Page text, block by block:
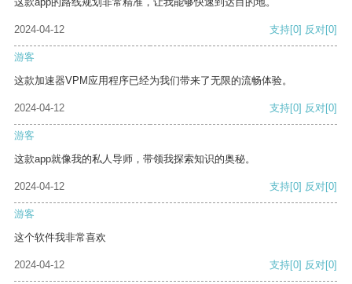
2024-04-12 支持[0] 反对[0]
游客
这款加速器VPM应用程序已经为我们带来了无限的流畅体验。
2024-04-12 支持[0] 反对[0]
游客
这款app就像我的私人导师，带领我探索知识的奥秘。
2024-04-12 支持[0] 反对[0]
游客
这个软件我非常喜欢
2024-04-12 支持[0] 反对[0]